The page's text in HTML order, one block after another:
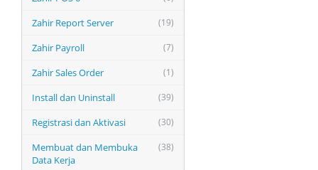
(19)
Zahir Report Server
(7)
Zahir Payroll
(1)
Zahir Sales Order
(39)
Install dan Uninstall
(30)
Registrasi dan Aktivasi
(38)
Membuat dan Membuka
Data Kerja